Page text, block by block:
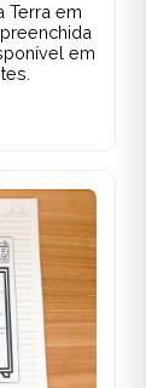
Terra em
em